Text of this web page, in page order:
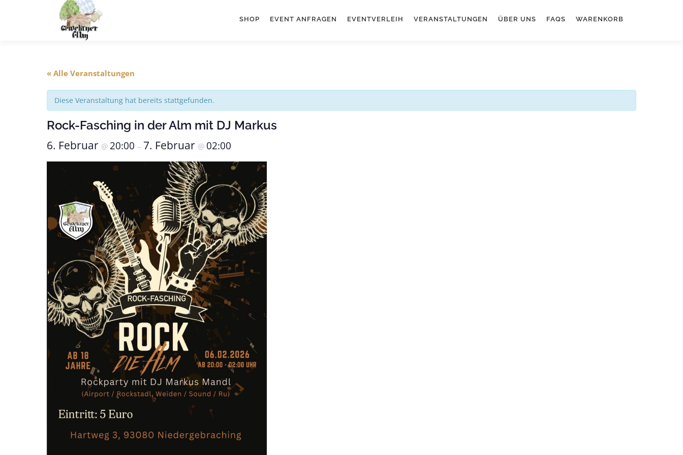
SHOP EVENT ANFRAGEN EVENTVERLEIH VERANSTALTUNGEN ÜBER UNS FAQS WARENKORB
« Alle Veranstaltungen
Diese Veranstaltung hat bereits stattgefunden.
Rock-Fasching in der Alm mit DJ Markus
6. Februar @ 20:00 – 7. Februar @ 02:00